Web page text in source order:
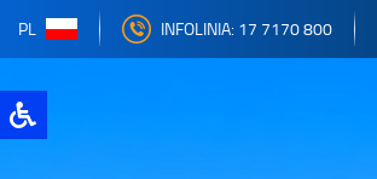
PL INFOLINIA: 17 7170 800